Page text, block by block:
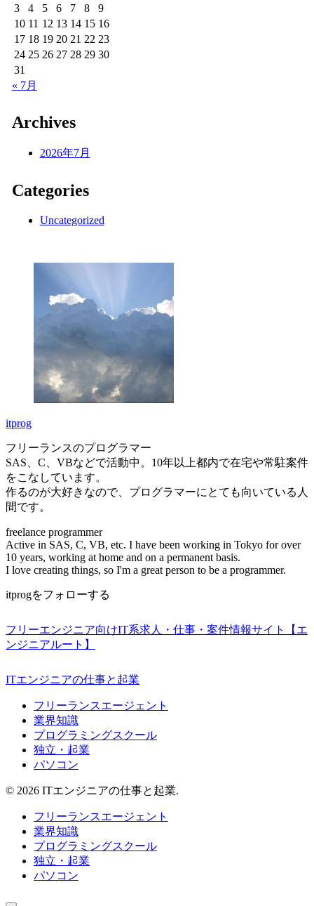
3
4 5 6 7 8
9
10 11 12 13 14 15 16
17 18 19 20 21 22 23
24 25 26 27 28 29 30
31
« 7月
Archives
2026年7月
Categories
Uncategorized
itprog
フリーランスのプログラマー
SAS、C、VBなどで活動中。10年以上都内で在宅や常駐案件
をこなしています。
作るのが大好きなので、プログラマーにとても向いている人
間です。
freelance programmer
Active in SAS, C, VB, etc. I have been working in Tokyo for over
10 years, working at home and on a permanent basis.
I love creating things, so I'm a great person to be a programmer.
itprogをフォローする
フリーエンジニア向けIT系求人・仕事・案件情報サイト【エ
ンジニアルート】
ITエンジニアの仕事と起業
フリーランスエージェント
業界知識
プログラミングスクール
独立・起業
パソコン
© 2026 ITエンジニアの仕事と起業.
フリーランスエージェント
業界知識
プログラミングスクール
独立・起業
パソコン